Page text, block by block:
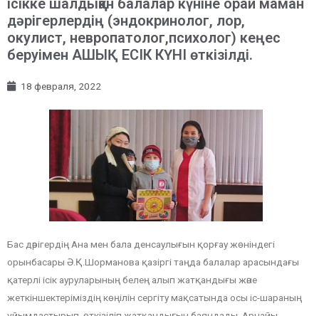
дәрігерлердің (эндокринолог, лор,
окулист, невропатолог,психолог) кеңес
беруімен АШЫҚ ЕСІК КҮНІ өткізілді.
18 февраля, 2022
Бас дәрігердің Ана мен бала денсаулығын қорғау жөніндегі
орынбасары Ә.Қ.Шорманова қазіргі таңда балалар арасындағы
қатерлі ісік ауруларының белең алып жатқандығы және
жеткіншектеріміздің көңілін сергіту мақсатында осы іс-шараның